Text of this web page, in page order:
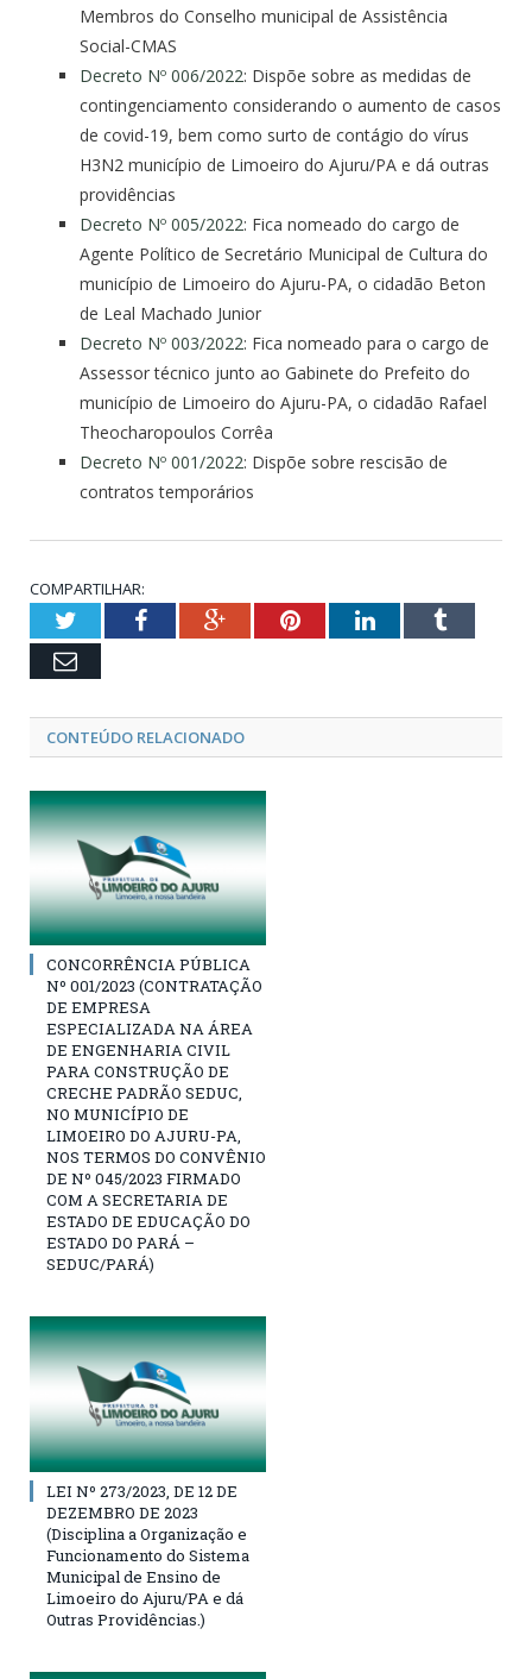
Membros do Conselho municipal de Assistência
Social-CMAS
Decreto Nº 006/2022: Dispõe sobre as medidas de
contingenciamento considerando o aumento de casos
de covid-19, bem como surto de contágio do vírus
H3N2 município de Limoeiro do Ajuru/PA e dá outras
providências
Decreto Nº 005/2022: Fica nomeado do cargo de
Agente Político de Secretário Municipal de Cultura do
município de Limoeiro do Ajuru-PA, o cidadão Beton
de Leal Machado Junior
Decreto Nº 003/2022: Fica nomeado para o cargo de
Assessor técnico junto ao Gabinete do Prefeito do
município de Limoeiro do Ajuru-PA, o cidadão Rafael
Theocharopoulos Corrêa
Decreto Nº 001/2022: Dispõe sobre rescisão de
contratos temporários
COMPARTILHAR:
TwitterFacebookGoogle+PinterestLinkedInTumblr
Email
CONTEÚDO RELACIONADO
CONCORRÊNCIA PÚBLICA
Nº 001/2023 (CONTRATAÇÃO
DE EMPRESA
ESPECIALIZADA NA ÁREA
DE ENGENHARIA CIVIL
PARA CONSTRUÇÃO DE
CRECHE PADRÃO SEDUC,
NO MUNICÍPIO DE
LIMOEIRO DO AJURU-PA,
NOS TERMOS DO CONVÊNIO
DE Nº 045/2023 FIRMADO
COM A SECRETARIA DE
ESTADO DE EDUCAÇÃO DO
ESTADO DO PARÁ –
SEDUC/PARÁ)
LEI Nº 273/2023, DE 12 DE
DEZEMBRO DE 2023
(Disciplina a Organização e
Funcionamento do Sistema
Municipal de Ensino de
Limoeiro do Ajuru/PA e dá
Outras Providências.)